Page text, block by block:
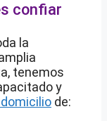
confiar
la
tenemos
y
de: